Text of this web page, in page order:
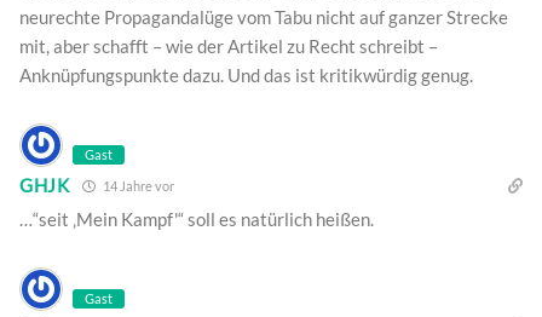
neurechte Propagandalüge vom Tabu nicht auf ganzer Strecke
mit, aber schafft – wie der Artikel zu Recht schreibt –
Anknüpfungspunkte dazu. Und das ist kritikwürdig genug.
Gast
GHJK 14 Jahre vor
…“seit ‚Mein Kampf'“ soll es natürlich heißen.
Gast